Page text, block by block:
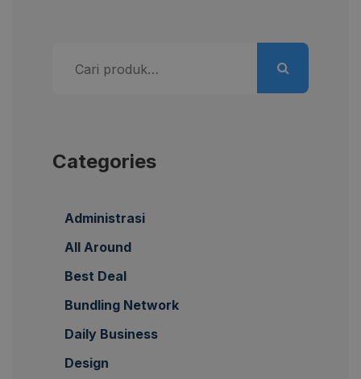
untuk:
Categories
Administrasi
All Around
Best Deal
Bundling Network
Daily Business
Design